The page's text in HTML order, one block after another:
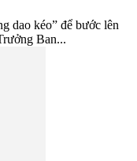
dao kéo” để bước lên
Ban...